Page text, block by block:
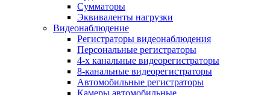
Сумматоры
Эквиваленты нагрузки
Видеонаблюдение
Регистраторы видеонаблюдения
Персональные регистраторы
4-х канальные видеорегистраторы
8-канальные видеорегистраторы
Автомобильные регистраторы
Камеры автомобильные